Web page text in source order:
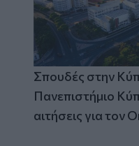
Σπουδές στην
Πανεπιστήμιο
αιτήσεις για τον